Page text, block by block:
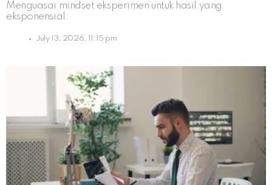
Menguasai mindset eksperimen untuk hasil yang
eksponensial.
July 13, 2026, 11:15 pm